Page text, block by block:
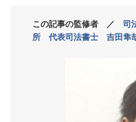
この記事の監修者 ／ 司
所 代表司法書士 吉田隼